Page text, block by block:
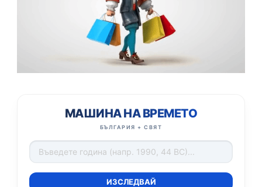
МАШИНА НА ВРЕМЕТО
БЪЛГАРИЯ + СВЯТ
ИЗСЛЕДВАЙ